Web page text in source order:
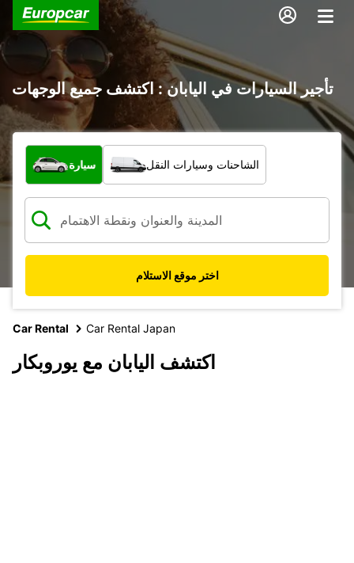
تأجير السيارات في اليابان : اكتشف جميع الوجهات
ما نوع المركبة؟
سيارة الشاحنات وسيارات النقل
اختر موقع الاستلام
Car Rental Car Rental Japan
اكتشف اليابان مع يوروبكار